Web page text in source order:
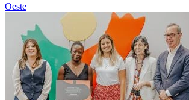
Oeste